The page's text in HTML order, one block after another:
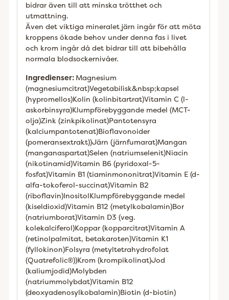
bidrar även till att minska trötthet och
utmattning.
Även det viktiga mineralet järn ingår för att möta
kroppens ökade behov under denna fas i livet
och krom ingår då det bidrar till att bibehålla
normala blodsockernivåer.
Ingredienser: Magnesium
(magnesiumcitrat)Vegetabilisk&nbsp;kapsel
(hypromellos)Kolin (kolinbitartrat)Vitamin C (l-
askorbinsyra)Klumpförebyggande medel (MCT-
olja)Zink (zinkpikolinat)Pantotensyra
(kalciumpantotenat)Bioflavonoider
(pomeransextrakt))Järn (järnfumarat)Mangan
(manganaspartat)Selen (natriumselenit)Niacin
(nikotinamid)Vitamin B6 (pyridoxal-5-
fosfat)Vitamin B1 (tiaminmononitrat)Vitamin E (d-
alfa-tokoferol-succinat)Vitamin B2
(riboflavin)InositolKlumpförebyggande medel
(kiseldioxid)Vitamin B12 (metylkobalamin)Bor
(natriumborat)Vitamin D3 (veg.
kolekalciferol)Koppar (kopparcitrat)Vitamin A
(retinolpalmitat, betakaroten)Vitamin K1
(fyllokinon)Folsyra (metyltetrahydrofolat
(Quatrefolic®))Krom (krompikolinat)Jod
(kaliumjodid)Molybden
(natriummolybdat)Vitamin B12
(deoxyadenosylkobalamin)Biotin (d-biotin)